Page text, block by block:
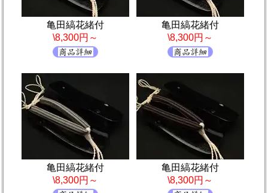
亀田縞花緒付
\8,300円～
亀田縞花緒付
\8,300円～
亀田縞花緒付
\8,300円～
亀田縞花緒付
\8,300円～